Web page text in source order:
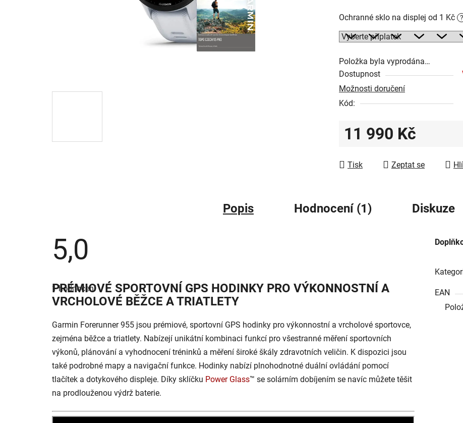
hvězdiček.
Ochranné sklo na displej od 1 Kč ?
Položka byla vyprodána…
Dostupnost
Možnosti doručení
Kód:
11 990 Kč
Tisk
Zeptat se
Popis Hodnocení (1) Diskuze
5,0
hodnocení
produktu
je
5,0
5
hvězdiček.
1 hodnocení
PRÉMIOVÉ SPORTOVNÍ GPS HODINKY PRO VÝKONNOSTNÍ A
VRCHOLOVÉ BĚŽCE A TRIATLETY
Garmin Forerunner 955 jsou prémiové, sportovní GPS hodinky pro výkonnostní a vrcholové sportovce,
zejména běžce a triatlety. Nabízejí unikátní kombinaci funkcí pro všestranné měření sportovních
výkonů, plánování a vyhodnocení tréninků a měření široké škály zdravotních veličin. K dispozici jsou
také podrobné mapy a navigační funkce. Hodinky nabízí plnohodnotné duální ovládání pomocí
tlačítek a dotykového displeje. Díky sklíčku Power Glass™ se solárním dobíjením se navíc můžete těšit
na prodlouženou výdrž baterie.
EAN